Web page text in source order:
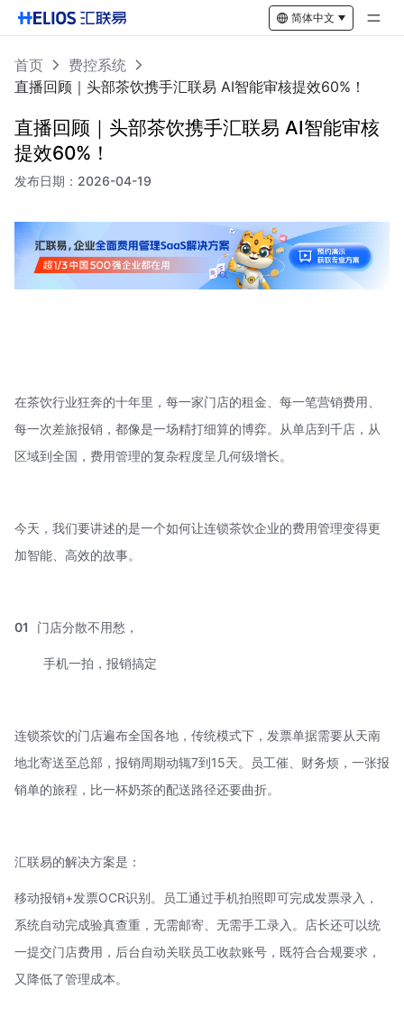
简体中文
首页
费控系统
直播回顾｜头部茶饮携手汇联易 AI智能审核提效60%！
直播回顾｜头部茶饮携手汇联易 AI智能审核
提效60%！
发布日期： 2026-04-19
在茶饮行业狂奔的十年里，每一家门店的租金、每一笔营销费用、
每一次差旅报销，都像是一场精打细算的博弈。从单店到千店，从
区域到全国，费用管理的复杂程度呈几何级增长。
今天，我们要讲述的是一个如何让连锁茶饮企业的费用管理变得更
加智能、高效的故事。
01 门店分散不用愁，
手机一拍，报销搞定
连锁茶饮的门店遍布全国各地，传统模式下，发票单据需要从天南
地北寄送至总部，报销周期动辄7到15天。员工催、财务烦，一张报
销单的旅程，比一杯奶茶的配送路径还要曲折。
汇联易的解决方案是：
移动报销+发票OCR识别。员工通过手机拍照即可完成发票录入，
系统自动完成验真查重，无需邮寄、无需手工录入。店长还可以统
一提交门店费用，后台自动关联员工收款账号，既符合合规要求，
又降低了管理成本。